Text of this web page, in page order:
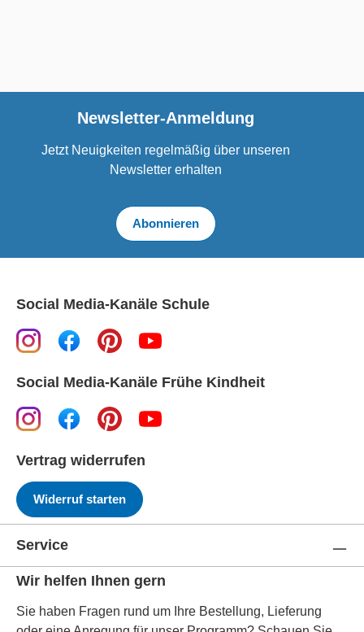
Newsletter-Anmeldung
Jetzt Neuigkeiten regelmäßig über unseren
Newsletter erhalten
Abonnieren
Social Media-Kanäle Schule
Social Media-Kanäle Frühe Kindheit
Vertrag widerrufen
Widerruf starten
Service
Wir helfen Ihnen gern
Sie haben Fragen rund um Ihre Bestellung, Lieferung